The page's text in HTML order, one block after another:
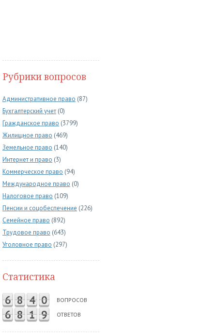
Рубрики вопросов
Административное право (87)
Бухгалтерский учет (0)
Гражданское право (3799)
Жилищное право (469)
Земельное право (140)
Интернет и право (3)
Коммерческое право (94)
Международное право (0)
Налоговое право (109)
Пенсии и соцобеспечение (226)
Семейное право (892)
Трудовое право (643)
Уголовное право (297)
Статистика
6 8 4 0 ВОПРОСОВ
6 8 1 9 ОТВЕТОВ